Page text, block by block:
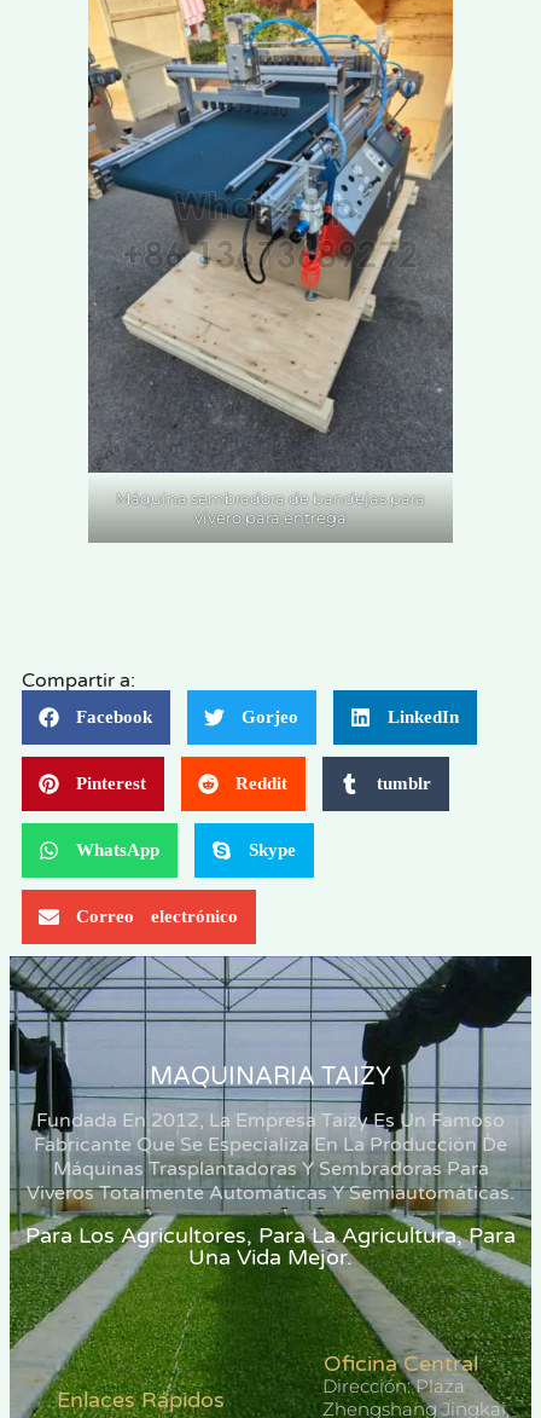
Máquina sembradora de bandejas para
vivero para entrega
Compartir a:
Facebook Gorjeo LinkedIn
Pinterest Reddit tumblr
WhatsApp Skype
Correo electrónico
MAQUINARIA TAIZY
Fundada En 2012, La Empresa Taizy Es Un Famoso
Fabricante Que Se Especializa En La Producción De
Máquinas Trasplantadoras Y Sembradoras Para
Viveros Totalmente Automáticas Y Semiautomáticas.
Para Los Agricultores, Para La Agricultura, Para
Una Vida Mejor.
Enlaces Rápidos
Oficina Central
Dirección: Plaza
Zhengshang Jingkai,